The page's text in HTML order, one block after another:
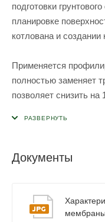
подготовки
планировке
котлована и создании
Применяется
полностью заменяет
позволяет снизить на
Документы